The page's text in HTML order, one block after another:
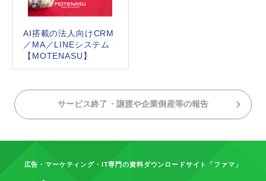
AI搭載の法人向けCRM
／MA／LINEシステム
【MOTENASU】
サービス終了・譲渡や企業倒産等の報告
広告・マーケティング・IT専門の資料ダウンロードサイト「ファマ」